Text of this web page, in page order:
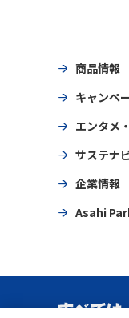
商品情報
キャンペ
エンタメ
サステナ
企業情報
Asahi